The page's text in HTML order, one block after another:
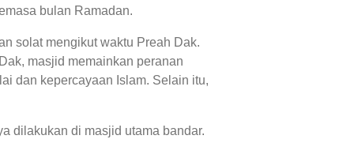
bulan Ramadan.
solat mengikut waktu Preah Dak.
masjid memainkan peranan
dan kepercayaan Islam. Selain itu,
dilakukan di masjid utama bandar.